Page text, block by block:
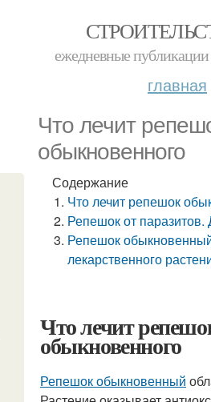
ежедневные публикации
главная
Что лечит
обыкновенного
Содержание
Что лечит репешок
Репешок от паразитов.
Репешок
лекарственного
Что лечит
обыкновенного
Репешок обыкновенный